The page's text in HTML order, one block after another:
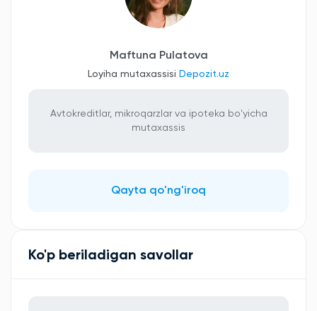
Maftuna Pulatova
Loyiha mutaxassisi Depozit.uz
Avtokreditlar, mikroqarzlar va ipoteka bo'yicha
mutaxassis
Qayta qo'ng'iroq
Ko'p beriladigan savollar